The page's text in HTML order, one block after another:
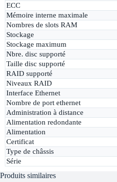
ECC
Mémoire interne maximale
Nombres de slots RAM
Stockage
Stockage maximum
Nbre. disc supporté
Taille disc supporté
RAID supporté
Niveaux RAID
Interface Ethernet
Nombre de port ethernet
Administration à distance
Alimentation redondante
Alimentation
Certificat
Type de châssis
Série
Produits similaires